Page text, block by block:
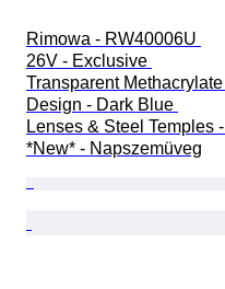
Rimowa - RW40006U
26V - Exclusive
Transparent Methacrylate
Design - Dark Blue
Lenses & Steel Temples -
*New* - Napszemüveg